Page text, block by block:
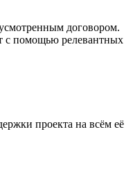
договором.
с помощью релевантных
проекта на всём её